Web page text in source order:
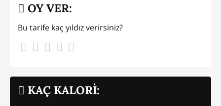
KAÇ KALORİ:
OY VER:
Bu tarife kaç yıldız verirsiniz?